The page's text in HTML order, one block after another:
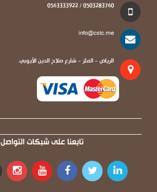
0503283760 / 0563333922
info@cstc.me
الرياض - الملز - شارع صلاح الدين الأيوبي.
تابعنا على شبكات التواصل